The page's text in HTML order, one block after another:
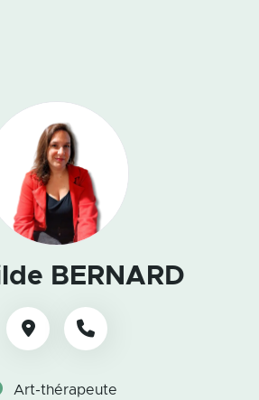
BERNARD
Art-thérapeute